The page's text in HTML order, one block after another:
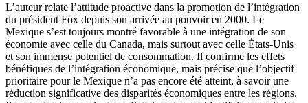
L’auteur relate l’attitude proactive dans la promotion de l’intégration
du président Fox depuis son arrivée au pouvoir en 2000. Le
Mexique s’est toujours montré favorable à une intégration de son
économie avec celle du Canada, mais surtout avec celle États-Unis
et son immense potentiel de consommation. Il confirme les effets
bénéfiques de l’intégration économique, mais précise que l’objectif
prioritaire pour le Mexique n’a pas encore été atteint, à savoir une
réduction significative des disparités économiques entre les régions.